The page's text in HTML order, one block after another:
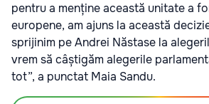
pentru a menține această unitate a
europene, am ajuns la această
sprijinim pe Andrei Năstase la
vrem să câștigăm alegerile
tot”, a punctat Maia Sandu.